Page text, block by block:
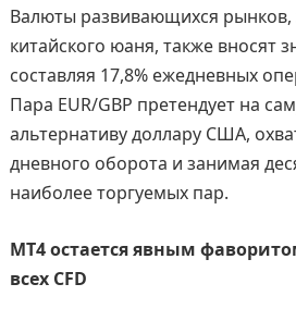
Валюты развивающихся рынков,
китайского юаня, также вносят
составляя 17,8% ежедневных
Пара EUR/GBP претендует на
альтернативу доллару США,
дневного оборота и занимая
наиболее торгуемых пар.
MT4 остается явным
всех CFD